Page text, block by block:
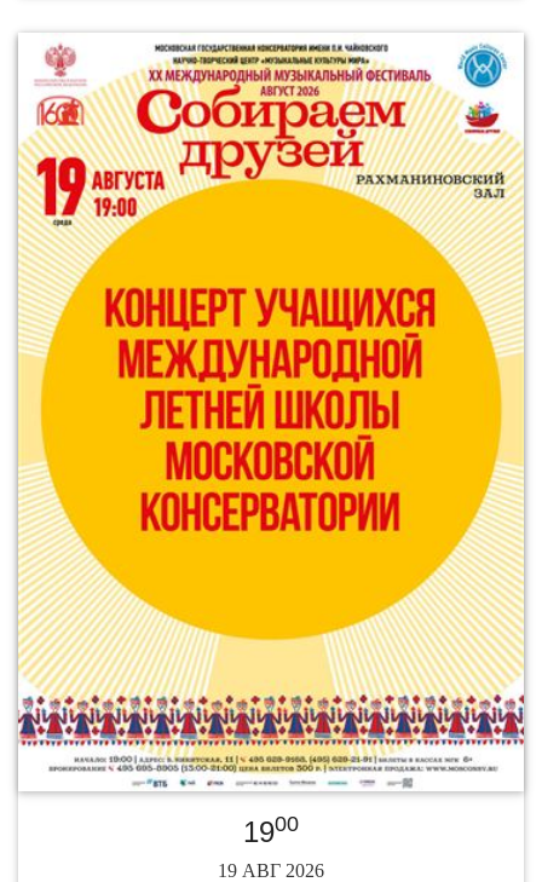
1900
19 АВГ 2026